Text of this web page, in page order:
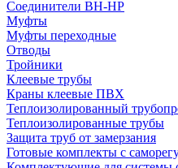
Соединители ВН-НР
Муфты
Муфты переходные
Отводы
Тройники
Клеевые трубы
Краны клеевые ПВХ
Теплоизолированный
Теплоизолированные трубы
Защита труб от замерзания
Готовые комплекты с